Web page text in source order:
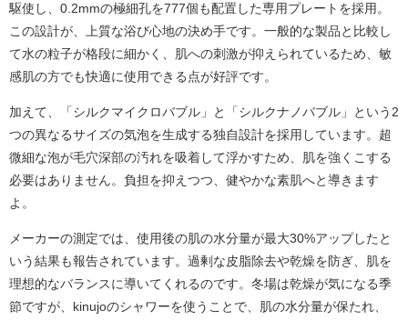
駆使し、0.2mmの極細孔を777個も配置した専用プレートを採用。
この設計が、上質な浴び心地の決め手です。一般的な製品と比較し
て水の粒子が格段に細かく、肌への刺激が抑えられているため、敏
感肌の方でも快適に使用できる点が好評です。
加えて、「シルクマイクロバブル」と「シルクナノバブル」という2
つの異なるサイズの気泡を生成する独自設計を採用しています。超
微細な泡が毛穴深部の汚れを吸着して浮かすため、肌を強くこする
必要はありません。負担を抑えつつ、健やかな素肌へと導きます
よ。
メーカーの測定では、使用後の肌の水分量が最大30%アップしたと
いう結果も報告されています。過剰な皮脂除去や乾燥を防ぎ、肌を
理想的なバランスに導いてくれるのです。冬場は乾燥が気になる季
節ですが、kinujoのシャワーを使うことで、肌の水分量が保たれ、